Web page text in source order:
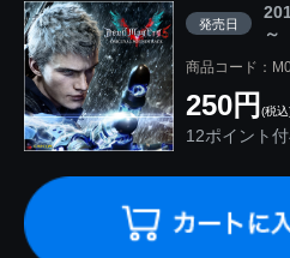
発売日
～
商品コード：
250円 (税
12ポイント